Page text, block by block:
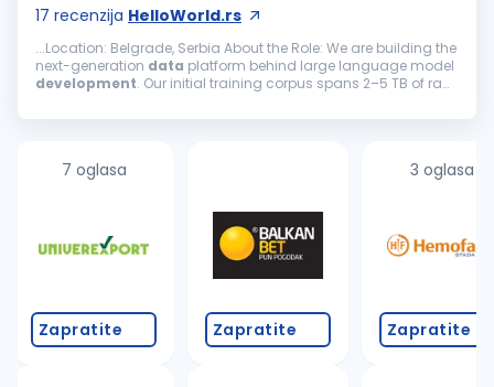
17 recenzija HelloWorld.rs
...Location: Belgrade, Serbia About the Role: We are building the
next-generation data platform behind large language model
development. Our initial training corpus spans 2–5 TB of raw,
7 oglasa
Zapratite Zapratite
3 oglasa
Zapratite